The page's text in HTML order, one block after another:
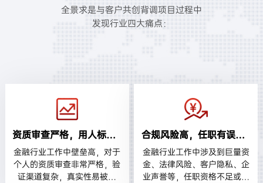
全景求是与客户共创背调项目过程中
发现行业四大痛点：
资质审查严格，用人标准极高
金融行业工作中壁垒高，对于
个人的资质审查非常严格，验
证渠道复杂，真实性易被挑
合规风险高，任职有误或勉励处罚
金融行业工作中涉及到巨量资
金、法律风险、客户隐私、企
业声誉等，任职资格不足或不